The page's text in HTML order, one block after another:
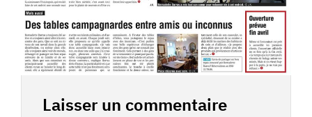
Laisser un commentaire